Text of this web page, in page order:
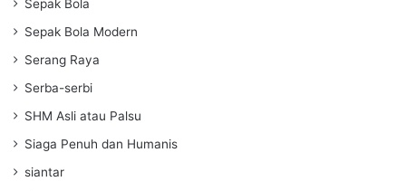
Sepak Bola
Sepak Bola Modern
Serang Raya
Serba-serbi
SHM Asli atau Palsu
Siaga Penuh dan Humanis
siantar